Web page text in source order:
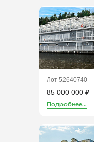
Лот 52640740
85 000 000 ₽
Подробнее...